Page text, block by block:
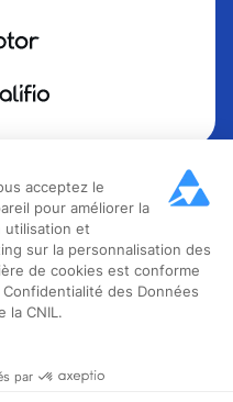
acceptez le
pour améliorer la
utilisation et
sur la personnalisation des
de cookies est conforme
des Données
la CNIL.
par
l’information Produit
en quête de croissance.
Escada, Berluti, Delsey,
Regent et plus de 300
ont choisi Quable PIM
Fondée en
experts et plus de
les secteurs mode, luxe,